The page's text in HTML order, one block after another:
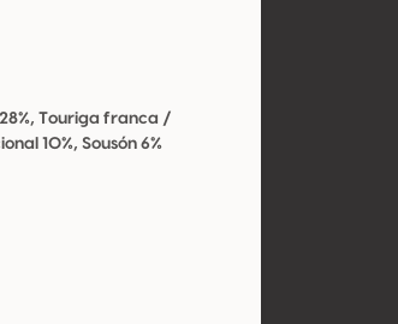
Touriga franca /
10%, Sousón 6%